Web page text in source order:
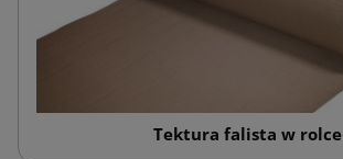
Tektura falista w rolce